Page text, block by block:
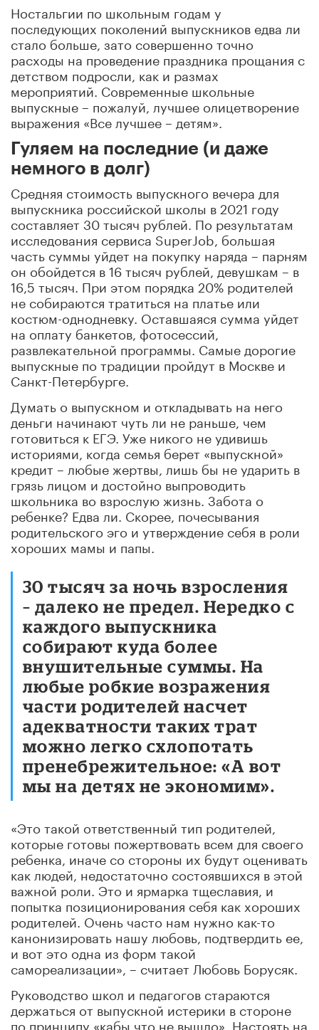
Ностальгии по школьным годам у
последующих поколений выпускников едва ли
стало больше, зато совершенно точно
расходы на проведение праздника прощания с
детством подросли, как и размах
мероприятий. Современные школьные
выпускные – пожалуй, лучшее олицетворение
выражения «Все лучшее – детям».
Гуляем на последние (и даже
немного в долг)
Средняя стоимость выпускного вечера для
выпускника российской школы в 2021 году
составляет 30 тысяч рублей. По результатам
исследования сервиса SuperJob, большая
часть суммы уйдет на покупку наряда – парням
он обойдется в 16 тысяч рублей, девушкам – в
16,5 тысяч. При этом порядка 20% родителей
не собираются тратиться на платье или
костюм-однодневку. Оставшаяся сумма уйдет
на оплату банкетов, фотосессий,
развлекательной программы. Самые дорогие
выпускные по традиции пройдут в Москве и
Санкт-Петербурге.
Думать о выпускном и откладывать на него
деньги начинают чуть ли не раньше, чем
готовиться к ЕГЭ. Уже никого не удивишь
историями, когда семья берет «выпускной»
кредит – любые жертвы, лишь бы не ударить в
грязь лицом и достойно выпроводить
школьника во взрослую жизнь. Забота о
ребенке? Едва ли. Скорее, почесывания
родительского эго и утверждение себя в роли
хороших мамы и папы.
30 тысяч за ночь взросления
– далеко не предел. Нередко с
каждого выпускника
собирают куда более
внушительные суммы. На
любые робкие возражения
части родителей насчет
адекватности таких трат
можно легко схлопотать
пренебрежительное: «А вот
мы на детях не экономим».
«Это такой ответственный тип родителей,
которые готовы пожертвовать всем для своего
ребенка, иначе со стороны их будут оценивать
как людей, недостаточно состоявшихся в этой
важной роли. Это и ярмарка тщеславия, и
попытка позиционирования себя как хороших
родителей. Очень часто нам нужно как-то
канонизировать нашу любовь, подтвердить ее,
и вот это одна из форм такой
самореализации», – считает Любовь Борусяк.
Руководство школ и педагогов стараются
держаться от выпускной истерики в стороне
по принципу «кабы что не вышло». Настоять на